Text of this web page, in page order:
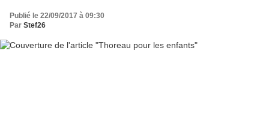
Publié le 22/09/2017 à 09:30
Par Stef26